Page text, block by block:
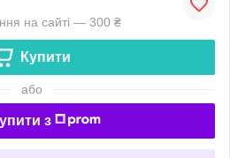
на сайті — 300 ₴
Купити
або
з